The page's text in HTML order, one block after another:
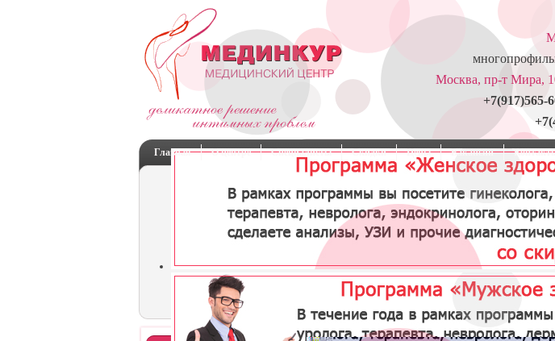
Москва, пр-т Мира,
+7(917)565-
Главная
О центре Специалисты Скидки Цены Вакансии